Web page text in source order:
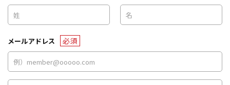
メールアドレス 必須